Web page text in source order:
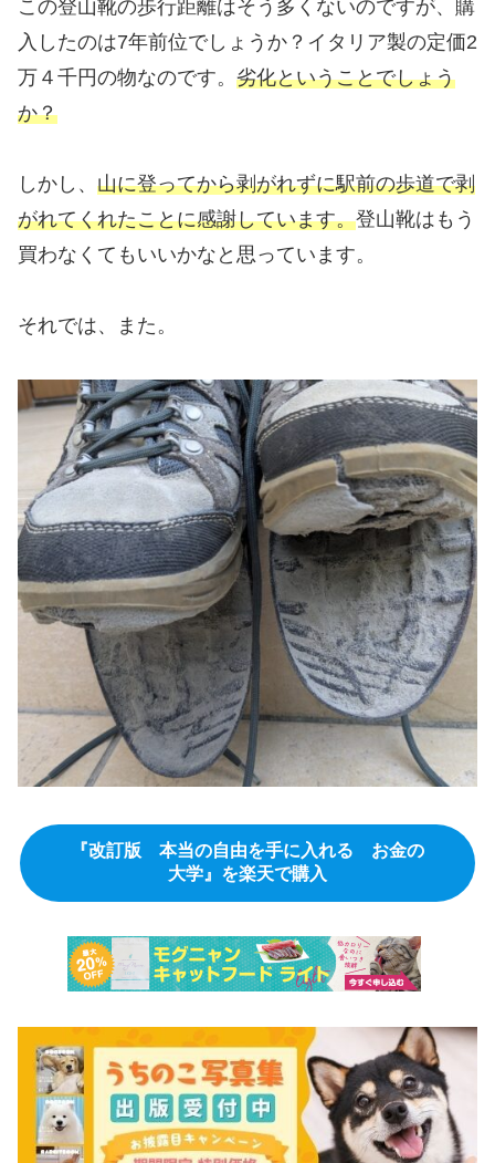
この登山靴の歩行距離はそう多くないのですが、購
入したのは7年前位でしょうか？イタリア製の定価2
万４千円の物なのです。 劣化ということでしょう
か？
しかし、 山に登ってから剥がれずに駅前の歩道で剥
がれてくれたことに感謝しています。登山靴はもう
買わなくてもいいかなと思っています。
それでは、また。
『改訂版 本当の自由を手に入れる お金の
大学』を楽天で購入